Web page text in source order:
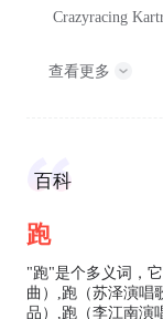
Crazyracing
查看更多
百科
跑
"跑"是个多义词，
曲）,跑（苏泽演唱
品）,跑（李江南演